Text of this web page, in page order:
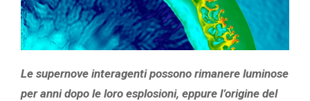
Le supernove interagenti possono rimanere luminose
per anni dopo le loro esplosioni, eppure l’origine del